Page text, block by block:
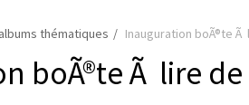
thématiques Inauguration boÃ®te
boÃ®te Ã lire